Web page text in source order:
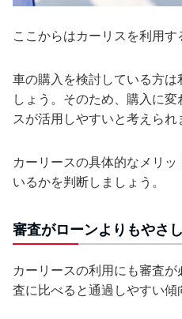
ここからはカーリスを利用す
車の購入を検討している方
しょう。そのため、購入に
スが活用しやすいと考えられ
カーリースの具体的なメリ
いるかを判断しましょう。
審査がローンよりもやさ
カーリースの利用にも審査
査に比べると通過しやすい傾